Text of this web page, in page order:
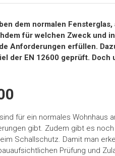
dem normalen
für welchen Zweck und
Anforderungen erfüllen.
der EN 12600 geprüft. Doch
für ein normales Wohnhaus
gibt. Zudem gibt es
Schallschutz. Damit man
Prüfung und